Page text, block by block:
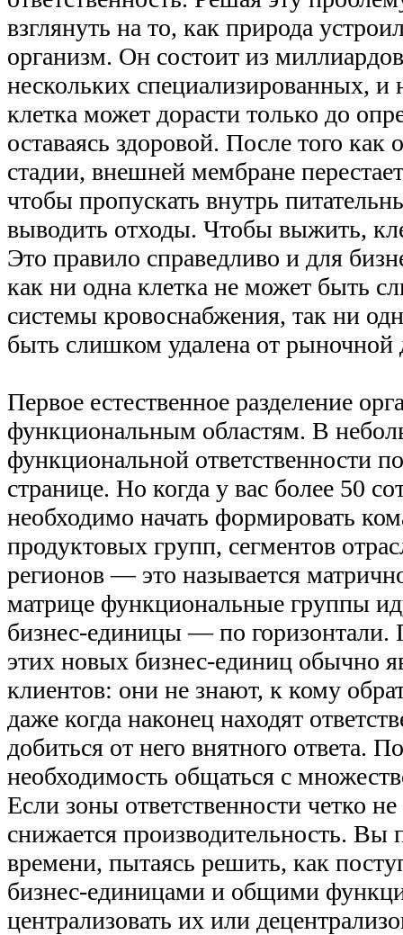
взглянуть на то, как природа
организм. Он состоит из
нескольких специализированных, и
клетка может дорасти только до
оставаясь здоровой. После того как
стадии, внешней мембране
чтобы пропускать внутрь
выводить отходы. Чтобы выжить,
Это правило справедливо и для
как ни одна клетка не может быть
системы кровоснабжения, так ни
быть слишком удалена от рыночной
Первое естественное разделение
функциональным областям. В
функциональной ответственности
странице. Но когда у вас более 50
необходимо начать формировать
продуктовых групп, сегментов
регионов — это называется
матрице функциональные группы
бизнес-единицы — по горизонтали.
этих новых бизнес-единиц обычно
клиентов: они не знают, к кому
даже когда наконец находят
добиться от него внятного ответа.
необходимость общаться с
Если зоны ответственности четко
снижается производительность. Вы
времени, пытаясь решить, как
бизнес-единицами и общими
централизовать их или